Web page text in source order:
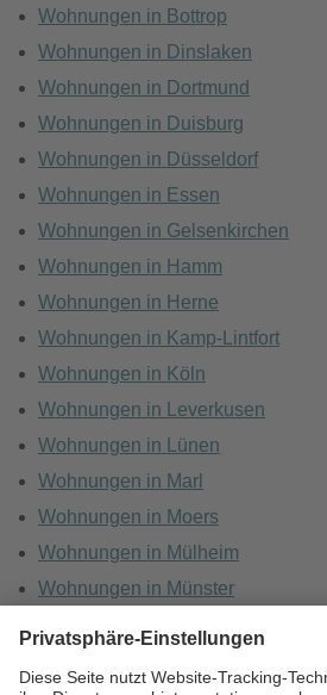
Wohnungen in Bottrop
Wohnungen in Dinslaken
Wohnungen in Dortmund
Wohnungen in Duisburg
Wohnungen in Düsseldorf
Wohnungen in Essen
Wohnungen in Gelsenkirchen
Wohnungen in Hamm
Wohnungen in Herne
Wohnungen in Kamp-Lintfort
Wohnungen in Köln
Wohnungen in Leverkusen
Wohnungen in Lünen
Wohnungen in Marl
Wohnungen in Moers
Wohnungen in Mülheim
Wohnungen in Münster